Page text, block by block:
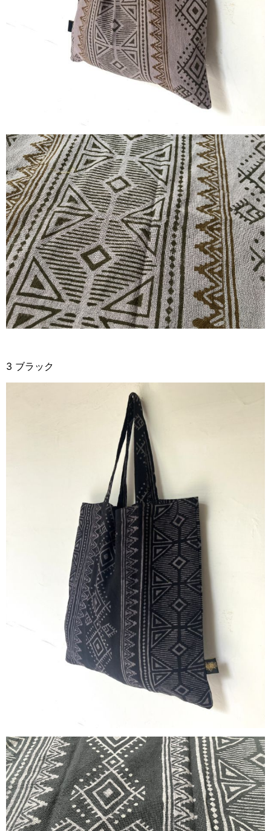
3 ブラック